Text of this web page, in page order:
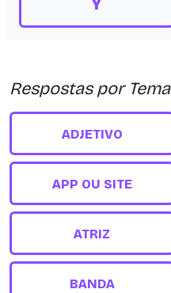
Respostas por Tema
ADJETIVO
APP OU SITE
ATRIZ
BANDA